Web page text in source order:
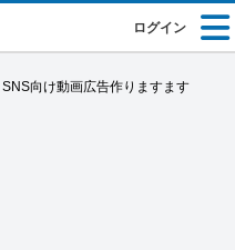
ログイン
SNS向け動画広告作りますます